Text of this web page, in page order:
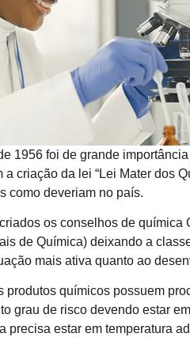
1956 foi de grande
criação da lei “Lei Mater dos
como deveriam no país.
os conselhos de
de Química) deixando a
mais ativa quanto ao
produtos químicos possuem
grau de risco devendo estar
precisa estar em temperatura